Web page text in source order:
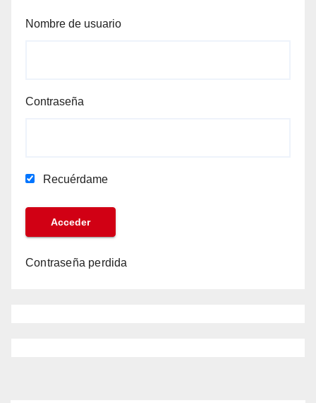
Nombre de usuario
Contraseña
Recuérdame
Contraseña perdida